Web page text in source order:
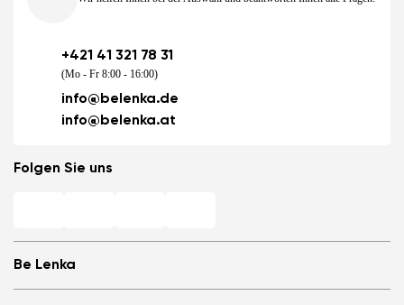
Be Lenka
+421 41 321 78 31
(Mo - Fr 8:00 - 16:00)
info@belenka.de
info@belenka.at
Folgen Sie uns